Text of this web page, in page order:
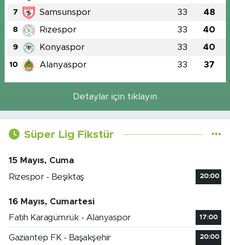
7 Samsunspor 33 48
8 Rizespor 33 40
9 Konyaspor 33 40
10 Alanyaspor 33 37
Detaylar için tıklayın
Süper Lig Fikstür
15 Mayıs, Cuma
Rizespor - Beşiktaş
20:00
16 Mayıs, Cumartesi
Fatih Karagümrük - Alanyaspor
17:00
Gaziantep FK - Başakşehir 20:00